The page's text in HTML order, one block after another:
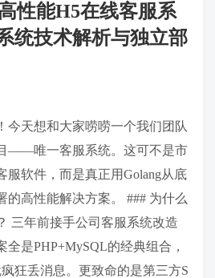
性能H5在线客服系
统技术解析与独立部
今天想和大家唠唠一个我们团队
——唯一客服系统。这可不是市
服软件，而是真正用Golang从底
的高性能解决方案。 ### 为什么
三年前接手公司客服系统改造
是PHP+MySQL的经典组合，
狂丢消息。更致命的是第三方S